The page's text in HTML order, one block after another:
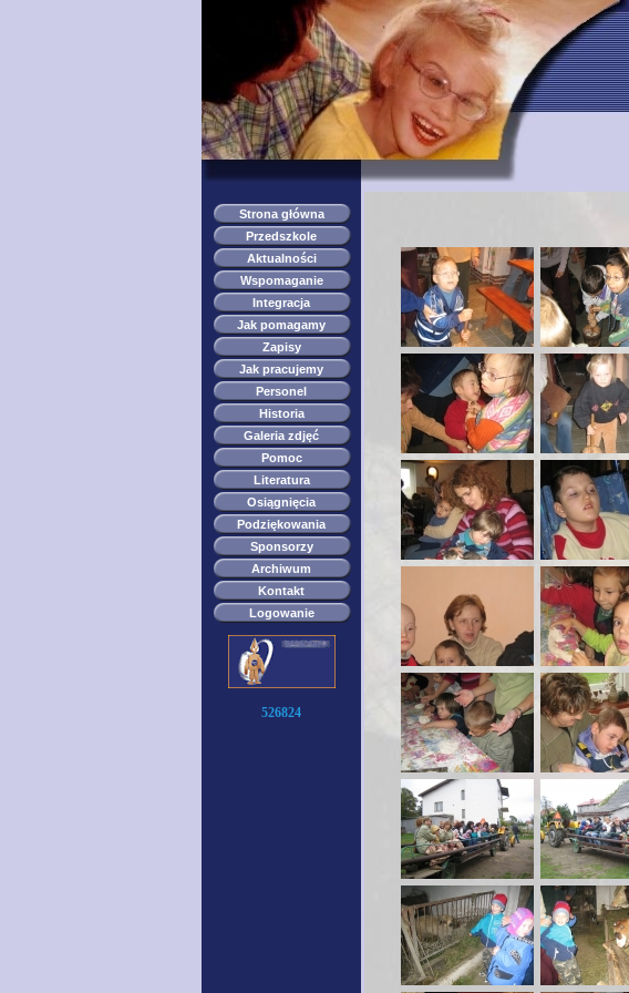
Strona główna
Przedszkole
Aktualności
Wspomaganie
Integracja
Jak pomagamy
Zapisy
Jak pracujemy
Personel
Historia
Galeria zdjęć
Pomoc
Literatura
Osiągnięcia
Podziękowania
Sponsorzy
Archiwum
Kontakt
Logowanie
526824